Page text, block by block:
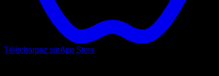
Téléchargez surApp Store